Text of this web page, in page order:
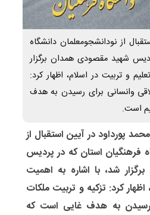
از نودانشجومعلمان دانشگاه
شهید مقصودی همدان برگزار
و تربیت در اسلام، اظهار کرد:
وانسانی برای رسیدن به هدف
است.
محمد پورداود در آیین استقبال از
فرهنگیان استان که در پردیس
شد، با اشاره به اهمیت
کرد: تزکیه و تربیت ملکات
رسیدن به هدف غایی است که